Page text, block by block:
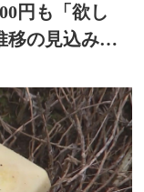
円も「欲し
移の見込み